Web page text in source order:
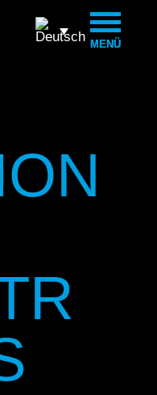
MENÜ
MENÜ